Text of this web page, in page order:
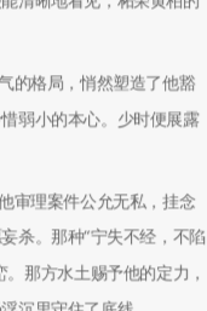
的格局，悄然塑造了他豁
弱小的本心。少时便展露
审理案件公允无私，挂念
杀。那种“宁失不经，不陷
那方水土赐予他的定力，